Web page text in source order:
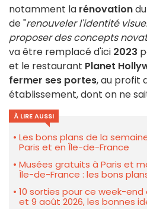
notamment la rénovation
de "renouveler l'identité
proposer des concepts
va être remplacé d'ici 2023
et le restaurant Planet
fermer ses portes, au profit
établissement, dont on ne
À LIRE AUSSI
Les bons plans de la
Paris et en Île-de-France
Musées gratuits à Paris et
Île-de-France : les bons
10 sorties pour ce week-end
et 9 août 2026, les bonnes